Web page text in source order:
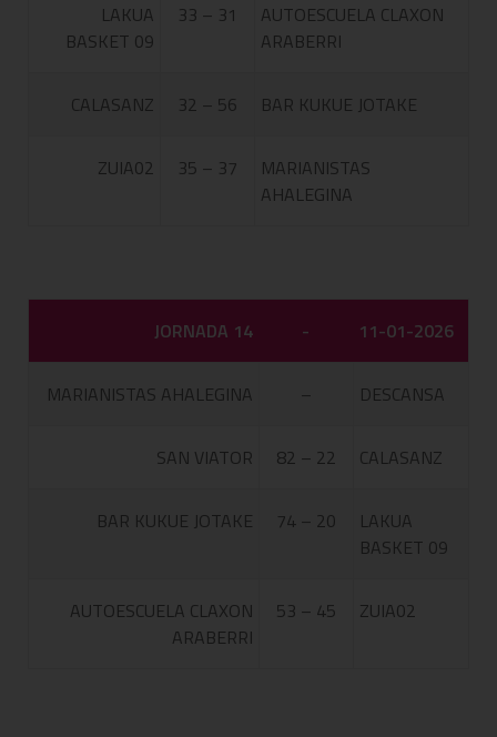
LAKUA
BASKET 09
33 – 31
AUTOESCUELA CLAXON
ARABERRI
CALASANZ 32 – 56 BAR KUKUE JOTAKE
ZUIA02 35 – 37
MARIANISTAS
AHALEGINA
JORNADA 14 - 11-01-2026
MARIANISTAS AHALEGINA – DESCANSA
SAN VIATOR 82 – 22 CALASANZ
BAR KUKUE JOTAKE 74 – 20
LAKUA
BASKET 09
AUTOESCUELA CLAXON
ARABERRI
53 – 45 ZUIA02